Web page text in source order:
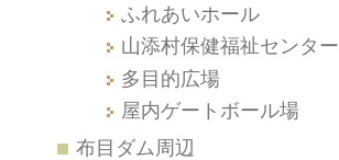
ふれあいホール
山添村保健福祉センター
多目的広場
屋内ゲートボール場
布目ダム周辺